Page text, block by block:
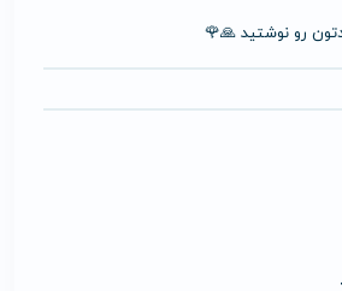
رو نوشتید 🙏🌹